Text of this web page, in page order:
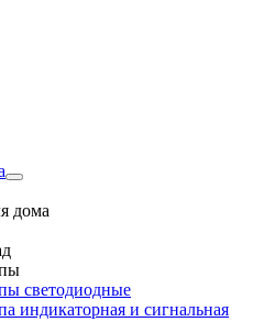
дома
светодиодные
индикаторная и сигнальная